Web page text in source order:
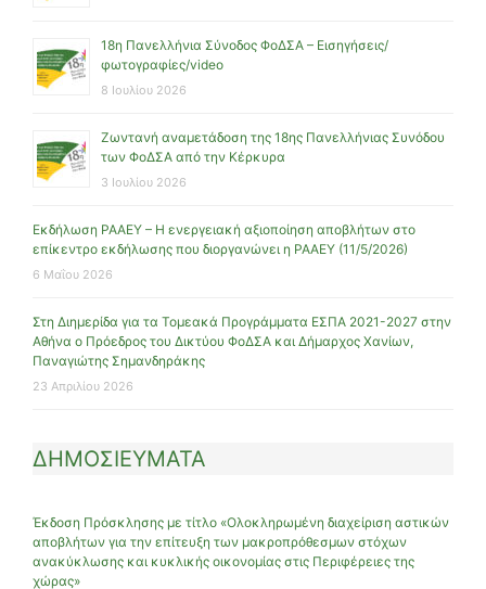
18η Πανελλήνια Σύνοδος ΦοΔΣΑ – Εισηγήσεις/
φωτογραφίες/video
8 Ιουλίου 2026
Ζωντανή αναμετάδοση της 18ης Πανελλήνιας Συνόδου
των ΦοΔΣΑ από την Κέρκυρα
3 Ιουλίου 2026
Εκδήλωση ΡΑΑΕΥ – Η ενεργειακή αξιοποίηση αποβλήτων στο
επίκεντρο εκδήλωσης που διοργανώνει η ΡΑΑΕΥ (11/5/2026)
6 Μαΐου 2026
Στη Διημερίδα για τα Τομεακά Προγράμματα ΕΣΠΑ 2021-2027 στην
Αθήνα ο Πρόεδρος του Δικτύου ΦοΔΣΑ και Δήμαρχος Χανίων,
Παναγιώτης Σημανδηράκης
23 Απριλίου 2026
ΔΗΜΟΣΙΕΥΜΑΤΑ
Έκδοση Πρόσκλησης με τίτλο «Ολοκληρωμένη διαχείριση αστικών
αποβλήτων για την επίτευξη των μακροπρόθεσμων στόχων
ανακύκλωσης και κυκλικής οικονομίας στις Περιφέρειες της
χώρας»